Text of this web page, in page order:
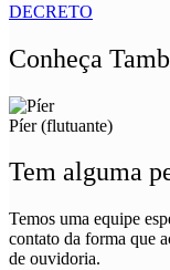
DECRETO
Conheça
Píer (flutuante)
Tem alguma
Temos uma equipe
contato da forma que
de ouvidoria.